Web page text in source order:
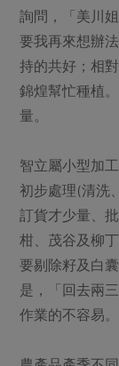
詢問，「美川
要我再來想辦
持的共好；相
錦煌幫忙種植
量。
智立屬小型加
初步處理(清洗
訂貨才少量、
柑、茂谷及柳
要剔除籽及白
是，「回去兩
作業的不容易。